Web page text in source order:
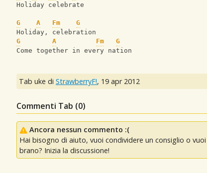
Holiday celebrate
G A Fm
G
Holiday, celebration
G
A Fm
G
Come together in every nation
Tab uke di StrawberryF!, 19 apr 2012
Commenti Tab (0)
Ancora nessun commento :(
Hai bisogno di aiuto, vuoi condividere un consiglio o
brano? Inizia la discussione!